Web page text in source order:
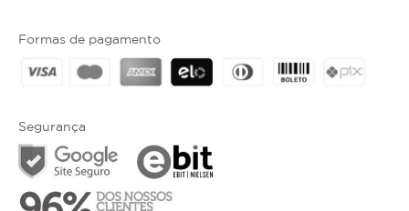
Segurança
Formas de pagamento